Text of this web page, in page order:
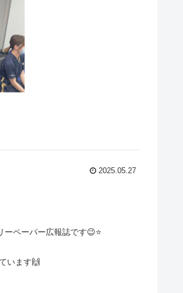
2025.05.27
ーペーパー広報誌です😉⭐️
います🙌